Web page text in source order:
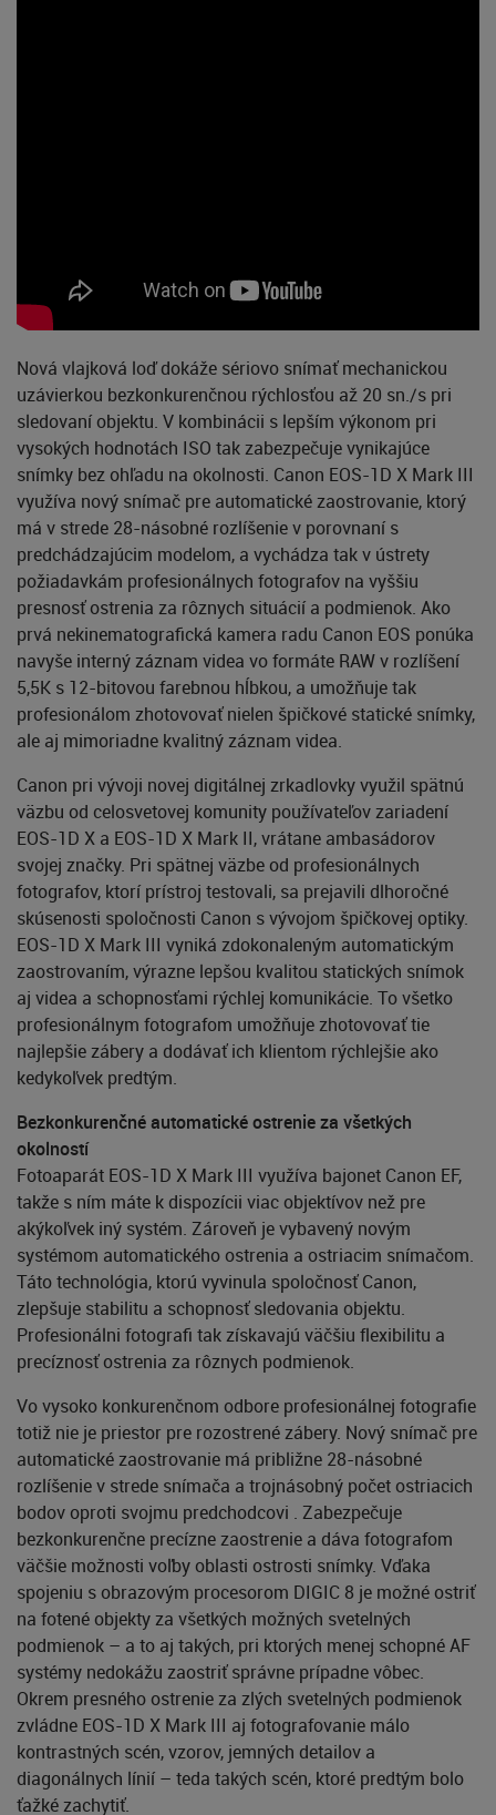
Nová vlajková loď dokáže sériovo snímať mechanickou
uzávierkou bezkonkurenčnou rýchlosťou až 20 sn./s pri
sledovaní objektu. V kombinácii s lepším výkonom pri
vysokých hodnotách ISO tak zabezpečuje vynikajúce
snímky bez ohľadu na okolnosti. Canon EOS-1D X Mark III
využíva nový snímač pre automatické zaostrovanie, ktorý
má v strede 28-násobné rozlíšenie v porovnaní s
predchádzajúcim modelom, a vychádza tak v ústrety
požiadavkám profesionálnych fotografov na vyššiu
presnosť ostrenia za rôznych situácií a podmienok. Ako
prvá nekinematografická kamera radu Canon EOS ponúka
navyše interný záznam videa vo formáte RAW v rozlíšení
5,5K s 12-bitovou farebnou hĺbkou, a umožňuje tak
profesionálom zhotovovať nielen špičkové statické snímky,
ale aj mimoriadne kvalitný záznam videa.
Canon pri vývoji novej digitálnej zrkadlovky využil spätnú
väzbu od celosvetovej komunity používateľov zariadení
EOS-1D X a EOS-1D X Mark II, vrátane ambasádorov
svojej značky. Pri spätnej väzbe od profesionálnych
fotografov, ktorí prístroj testovali, sa prejavili dlhoročné
skúsenosti spoločnosti Canon s vývojom špičkovej optiky.
EOS-1D X Mark III vyniká zdokonaleným automatickým
zaostrovaním, výrazne lepšou kvalitou statických snímok
aj videa a schopnosťami rýchlej komunikácie. To všetko
profesionálnym fotografom umožňuje zhotovovať tie
najlepšie zábery a dodávať ich klientom rýchlejšie ako
kedykoľvek predtým.
Bezkonkurenčné automatické ostrenie za všetkých
okolností
Fotoaparát EOS-1D X Mark III využíva bajonet Canon EF,
takže s ním máte k dispozícii viac objektívov než pre
akýkoľvek iný systém. Zároveň je vybavený novým
systémom automatického ostrenia a ostriacim snímačom.
Táto technológia, ktorú vyvinula spoločnosť Canon,
zlepšuje stabilitu a schopnosť sledovania objektu.
Profesionálni fotografi tak získavajú väčšiu flexibilitu a
precíznosť ostrenia za rôznych podmienok.
Vo vysoko konkurenčnom odbore profesionálnej fotografie
totiž nie je priestor pre rozostrené zábery. Nový snímač pre
automatické zaostrovanie má približne 28-násobné
rozlíšenie v strede snímača a trojnásobný počet ostriacich
bodov oproti svojmu predchodcovi . Zabezpečuje
bezkonkurenčne precízne zaostrenie a dáva fotografom
väčšie možnosti voľby oblasti ostrosti snímky. Vďaka
spojeniu s obrazovým procesorom DIGIC 8 je možné ostriť
na fotené objekty za všetkých možných svetelných
podmienok – a to aj takých, pri ktorých menej schopné AF
systémy nedokážu zaostriť správne prípadne vôbec.
Okrem presného ostrenie za zlých svetelných podmienok
zvládne EOS-1D X Mark III aj fotografovanie málo
kontrastných scén, vzorov, jemných detailov a
diagonálnych línií – teda takých scén, ktoré predtým bolo
ťažké zachytiť.